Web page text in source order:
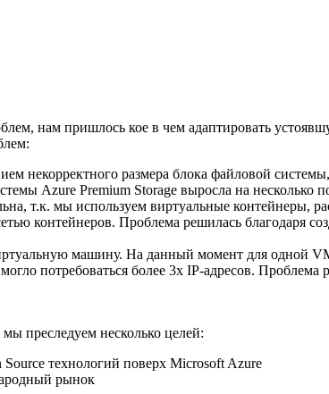
нам пришлось кое в чем адаптировать
некорректного размера блока файловой
Azure Premium Storage выросла на несколько
т.к. мы используем виртуальные контейнеры,
контейнеров. Проблема решилась благодаря
машину. На данный момент для одной
потребоваться более 3х IP-адресов.
преследуем несколько целей:
технологий поверх Microsoft Azure
рынок